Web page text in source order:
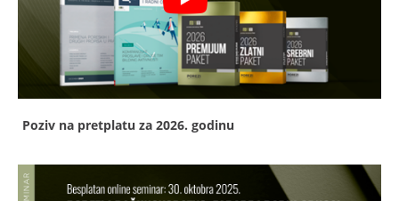
Poziv na pretplatu za 2026. godinu